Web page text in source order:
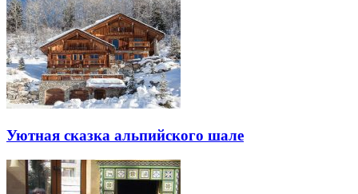
Уютная сказка альпийского шале